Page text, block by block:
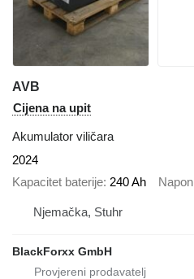
AVB
Cijena na upit
Akumulator viličara
2024
Kapacitet baterije 240 Ah Napon
Njemačka, Stuhr
BlackForxx GmbH